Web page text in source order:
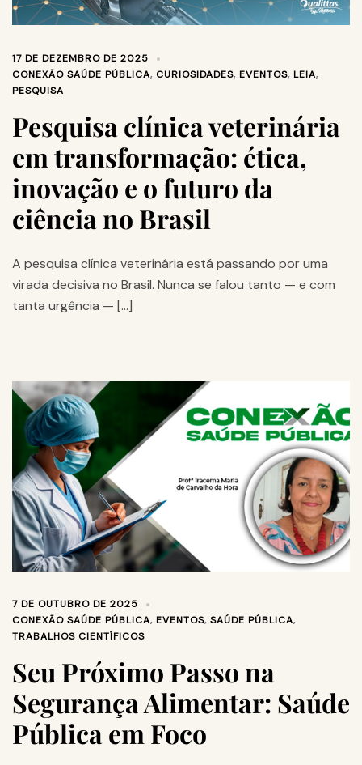
17 DE DEZEMBRO DE 2025
CONEXÃO SAÚDE PÚBLICA, CURIOSIDADES, EVENTOS, LEIA,
PESQUISA
Pesquisa clínica veterinária
em transformação: ética,
inovação e o futuro da
ciência no Brasil
A pesquisa clínica veterinária está passando por uma
virada decisiva no Brasil. Nunca se falou tanto — e com
tanta urgência — […]
7 DE OUTUBRO DE 2025
CONEXÃO SAÚDE PÚBLICA, EVENTOS, SAÚDE PÚBLICA,
TRABALHOS CIENTÍFICOS
Seu Próximo Passo na
Segurança Alimentar: Saúde
Pública em Foco